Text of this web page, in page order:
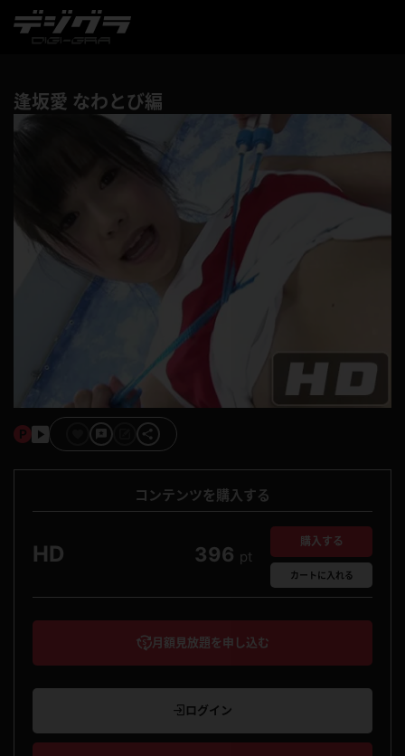
逢坂愛 なわとび編
コンテンツを購入する
HD 396 pt
購入する
カート に入れる
月額見放題を申し込む
ログイン